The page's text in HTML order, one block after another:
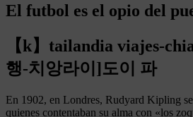
El futbol es el opio del
【k】tailandia viajes-
행-치앙라이]도이 파
En 1902, en Londres, Rudyard Kipling
quienes contentaban su alma con «los